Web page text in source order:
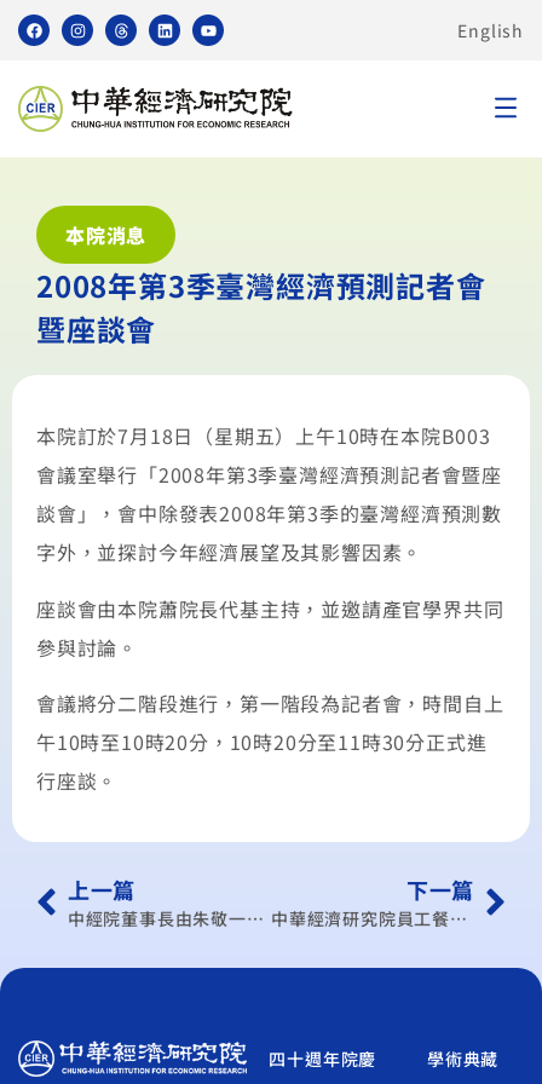
English
本院消息
2008年第3季臺灣經濟預測記者會
暨座談會
本院訂於7月18日（星期五）上午10時在本院B003
會議室舉行「2008年第3季臺灣經濟預測記者會暨座
談會」，會中除發表2008年第3季的臺灣經濟預測數
字外，並探討今年經濟展望及其影響因素。
座談會由本院蕭院長代基主持，並邀請產官學界共同
參與討論。
會議將分二階段進行，第一階段為記者會，時間自上
午10時至10時20分，10時20分至11時30分正式進
行座談。
上一篇
中經院董事長由朱敬一院士出任
下一篇
中華經濟研究院員工餐廳整修工程公開招標
四十週年院慶
學術典藏